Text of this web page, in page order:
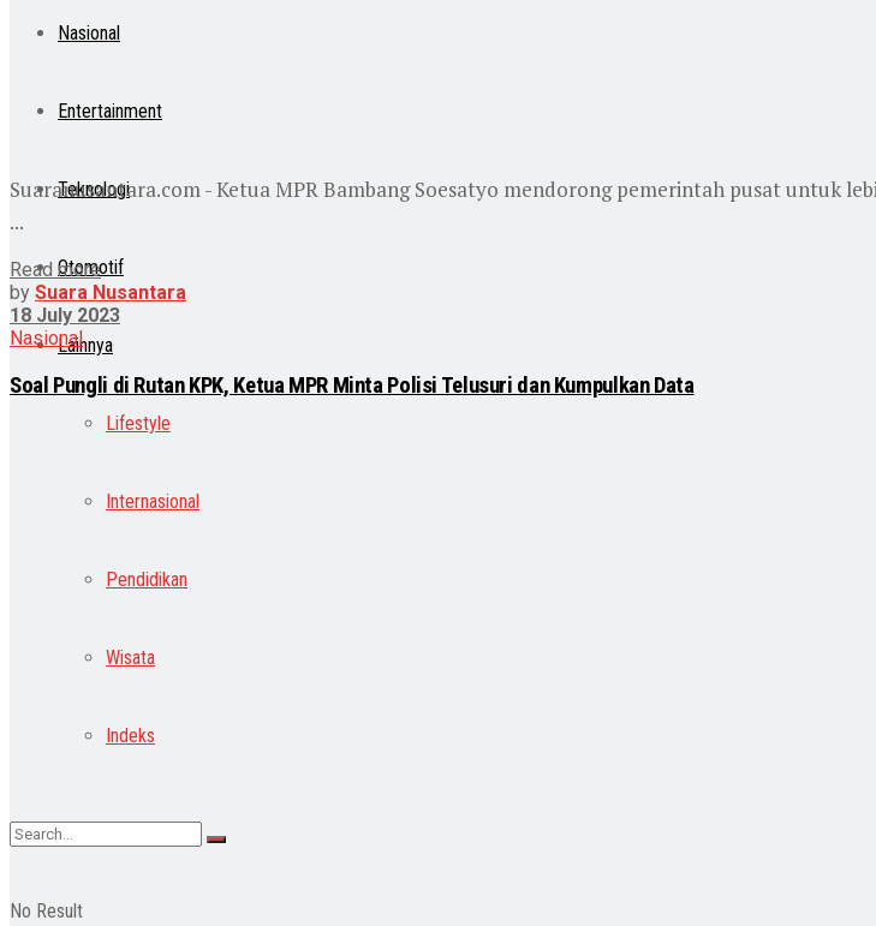
Nasional
Entertainment
Teknologi
Otomotif
Lainnya
Lifestyle
Internasional
Pendidikan
Wisata
Indeks
No Result
Suaranusantara.com - Ketua MPR Bambang Soesatyo mendorong pemerintah pusat untuk
...
Read more
by Suara Nusantara
18 July 2023
Nasional
Soal Pungli di Rutan KPK, Ketua MPR Minta Polisi Telusuri dan Kumpulkan Data